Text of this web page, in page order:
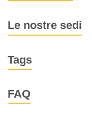
Le nostre sedi
Tags
FAQ